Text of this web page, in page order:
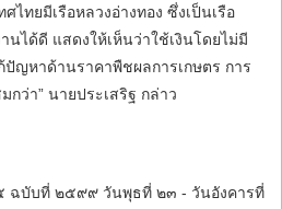
ทยมีเรือหลวงอ่างทอง ซึ่งเป็นเรือ
นได้ดี แสดงให้เห็นว่าใช้เงินโดยไม่มี
ปัญหาด้านราคาพืชผลการเกษตร การ
ว่า” นายประเสริฐ กล่าว
ฉบับที่ ๒๕๙๙ วันพุธที่ ๒๓ - วันอังคารที่